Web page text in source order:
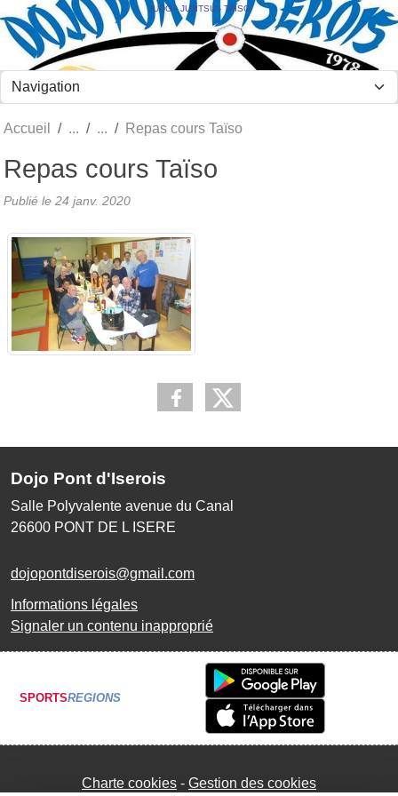
JUDO - JUJITSU - TAÏSO
Accueil Repas cours Taïso
Repas cours Taïso
Publié le 24 janv. 2020
Dojo Pont d'Iserois
Salle Polyvalente avenue du Canal
26600 PONT DE L ISERE
dojopontdiserois@gmail.com
Informations légales
Signaler un contenu inapproprié
SPORTSREGIONS
Charte cookies Gestion des cookies
Panneau de gestion des cookies